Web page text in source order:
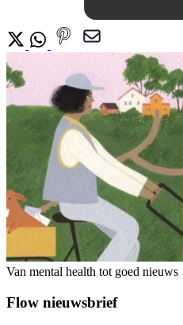
Van mental health tot goed nieuws
Flow nieuwsbrief